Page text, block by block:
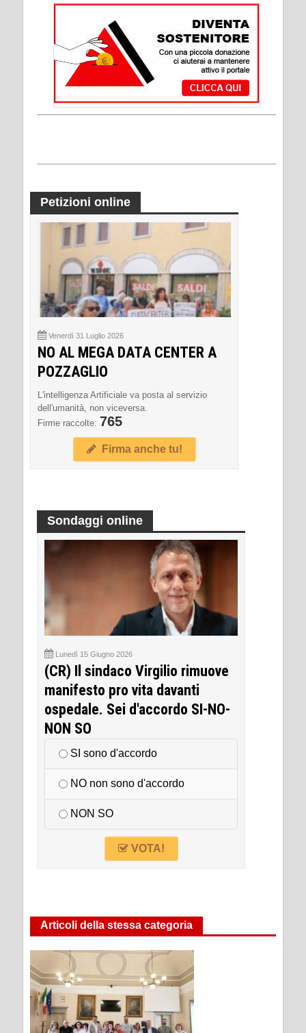
Petizioni online
Venerdì 31 Luglio 2026
NO AL MEGA DATA CENTER A
POZZAGLIO
L'intelligenza Artificiale va posta al servizio
dell'umanità, non viceversa.
Firme raccolte: 765
Firma anche tu!
Sondaggi online
Lunedì 15 Giugno 2026
(CR) Il sindaco Virgilio rimuove
manifesto pro vita davanti
ospedale. Sei d'accordo SI-NO-
NON SO
SI sono d'accordo
NO non sono d'accordo
NON SO
VOTA!
Articoli della stessa categoria